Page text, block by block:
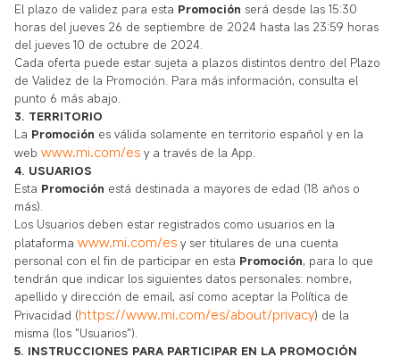
El plazo de validez para esta Promoción será desde las 15:30
horas del jueves 26 de septiembre de 2024 hasta las 23:59 horas
del jueves 10 de octubre de 2024.
Cada oferta puede estar sujeta a plazos distintos dentro del Plazo
de Validez de la Promoción. Para más información, consulta el
punto 6 más abajo.
3. TERRITORIO
La Promoción es válida solamente en territorio español y en la
web www.mi.com/es y a través de la App.
4. USUARIOS
Esta Promoción está destinada a mayores de edad (18 años o
más).
Los Usuarios deben estar registrados como usuarios en la
plataforma www.mi.com/es y ser titulares de una cuenta
personal con el fin de participar en esta Promoción, para lo que
tendrán que indicar los siguientes datos personales: nombre,
apellido y dirección de email, así como aceptar la Política de
Privacidad (https://www.mi.com/es/about/privacy) de la
misma (los "Usuarios").
5. INSTRUCCIONES PARA PARTICIPAR EN LA PROMOCIÓN